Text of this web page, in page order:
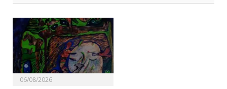
06/08/2026